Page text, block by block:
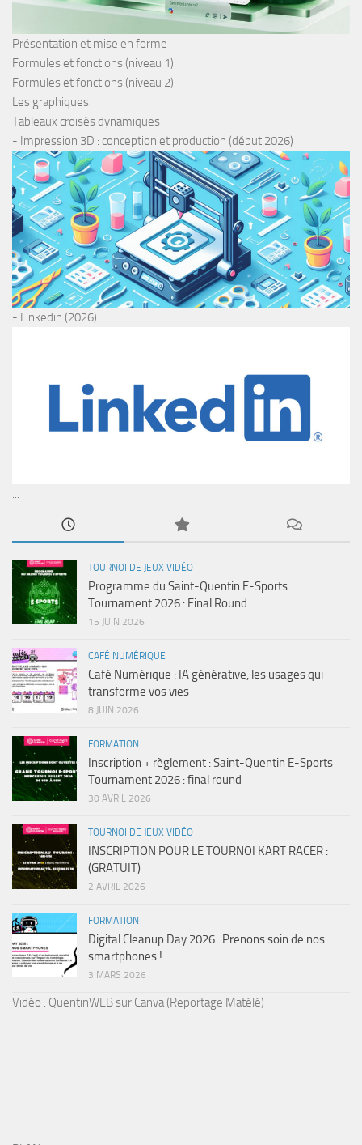
Présentation et mise en forme
Formules et fonctions (niveau 1)
Formules et fonctions (niveau 2)
Les graphiques
Tableaux croisés dynamiques
- Impression 3D : conception et production (début 2026)
- Linkedin (2026)
...
TOURNOI DE JEUX VIDÉO
Programme du Saint-Quentin E-Sports
Tournament 2026 : Final Round
15 JUIN 2026
CAFÉ NUMÉRIQUE
Café Numérique : IA générative, les usages qui
transforme vos vies
8 JUIN 2026
FORMATION
Inscription + règlement : Saint-Quentin E-Sports
Tournament 2026 : final round
30 AVRIL 2026
TOURNOI DE JEUX VIDÉO
INSCRIPTION POUR LE TOURNOI KART RACER :
(GRATUIT)
2 AVRIL 2026
FORMATION
Digital Cleanup Day 2026 : Prenons soin de nos
smartphones !
3 MARS 2026
Vidéo : QuentinWEB sur Canva (Reportage Matélé)